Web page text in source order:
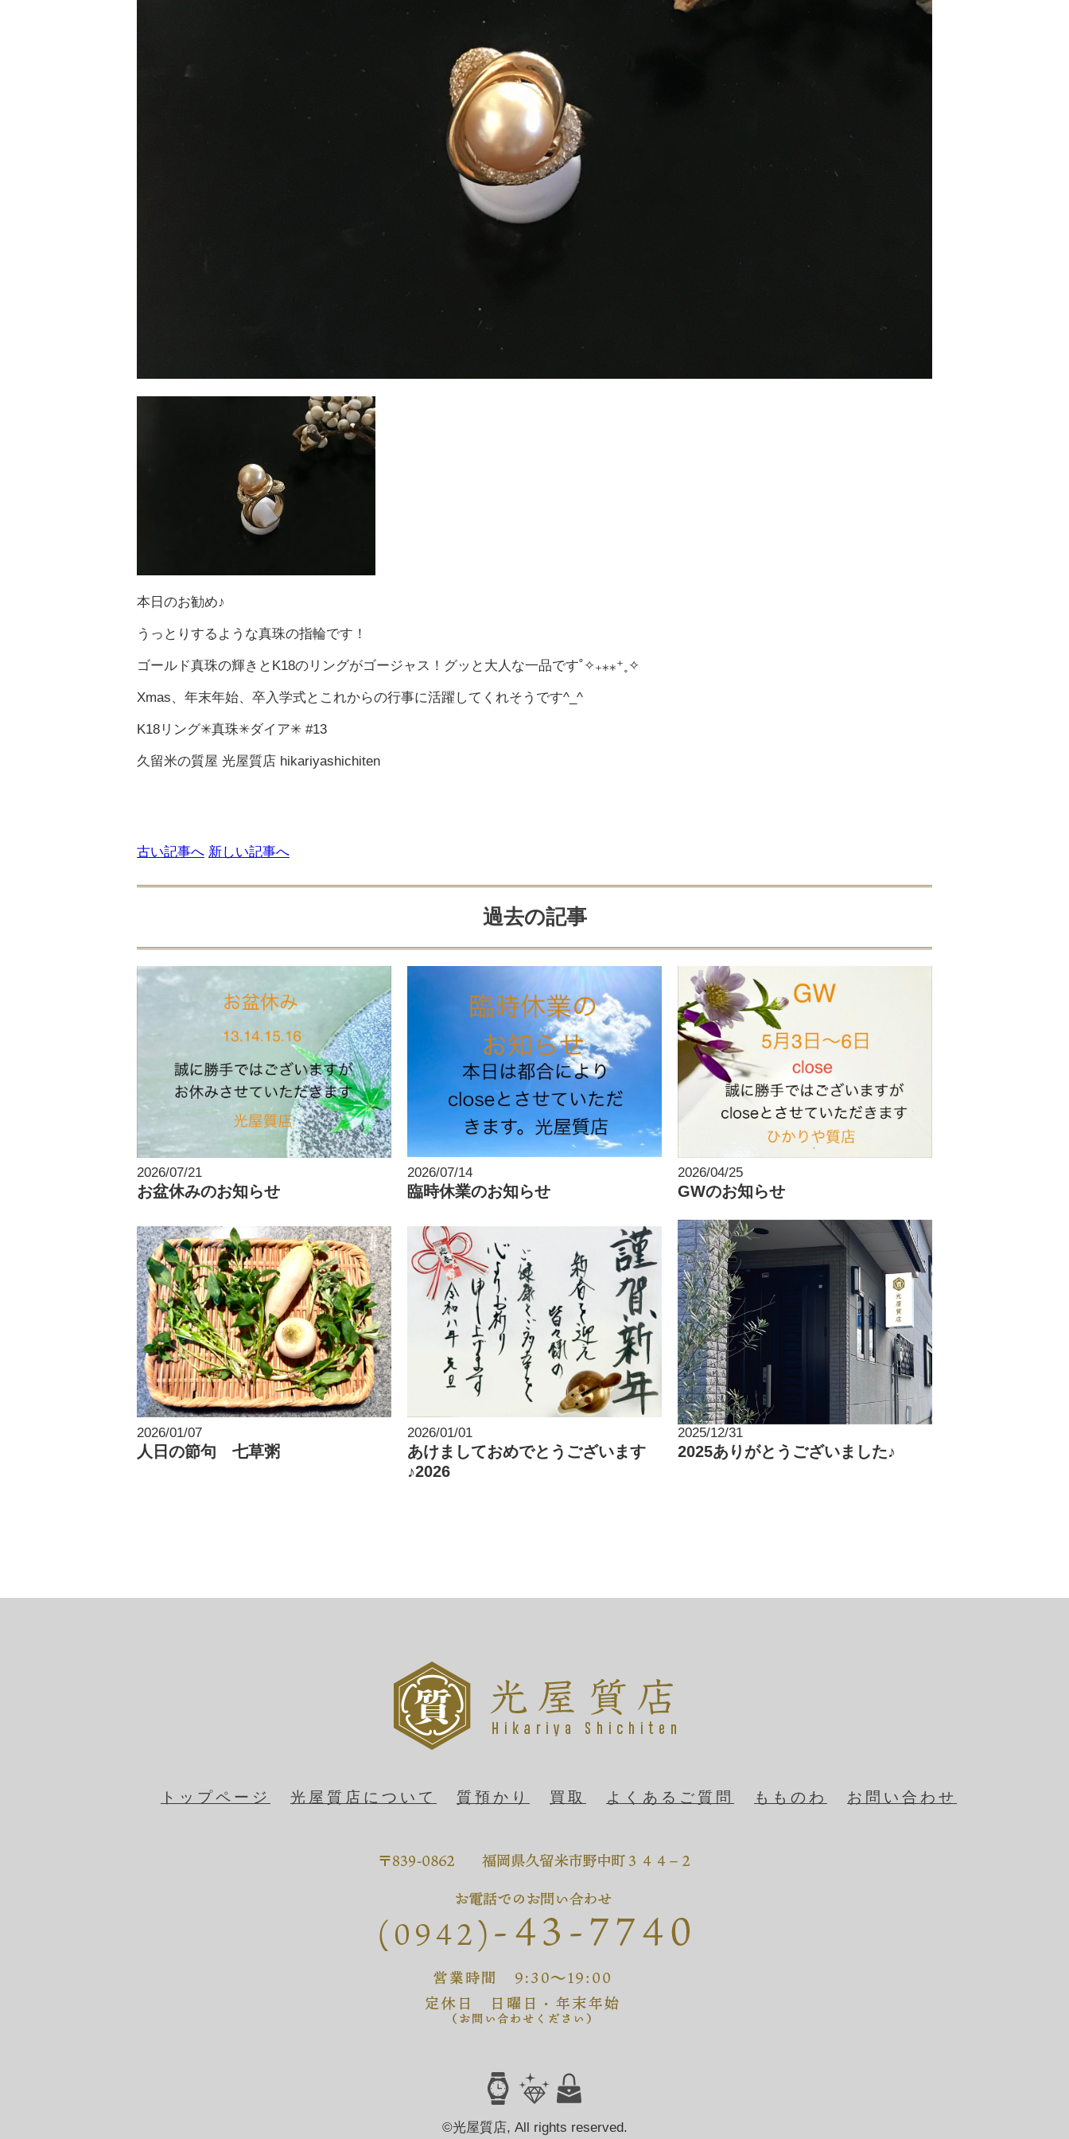
本日のお勧め♪
うっとりするような真珠の指輪です！
ゴールド真珠の輝きとK18のリングがゴージャス！グッと大人な一品です˚✧₊⁎⁎⁺˳✧
Xmas、年末年始、卒入学式とこれからの行事に活躍してくれそうです^_^
K18リング✳︎真珠✳︎ダイア✳︎ #13
久留米の質屋 光屋質店 hikariyashichiten
古い記事へ 新しい記事へ
過去の記事
2026/07/21
お盆休みのお知らせ
2026/07/14
臨時休業のお知らせ
2026/04/25
GWのお知らせ
2026/01/07
人日の節句 七草粥
2026/01/01
あけましておめでとうございます
♪2026
2025/12/31
2025ありがとうございました♪
トップページ 光屋質店について 質預かり 買取 よくあるご質問 もものわ お問い合わせ
©光屋質店, All rights reserved.